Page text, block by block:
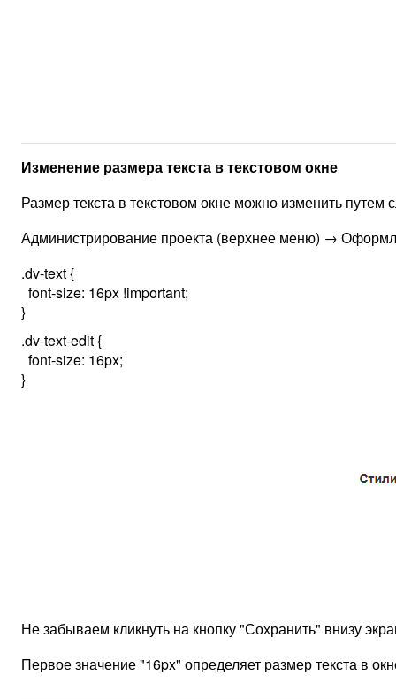
Изменение размера текста в текстовом окне
Размер текста в текстовом окне можно изменить
Администрирование проекта (верхнее меню) →
.dv-text {
font-size: 16px !important;
}
.dv-text-edit {
font-size: 16px;
}
Не забываем кликнуть на кнопку "Сохранить" внизу
Первое значение "16px" определяет размер текста в